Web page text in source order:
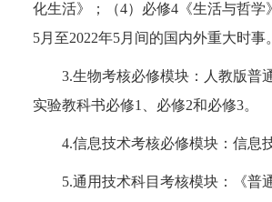
化生活》；（4）必修4《生活与哲学
5月至2022年5月间的国内外重大时事。
3.生物考核必修模块：人教版普
实验教科书必修1、必修2和必修3。
4.信息技术考核必修模块：信息
5.通用技术科目考核模块：《普